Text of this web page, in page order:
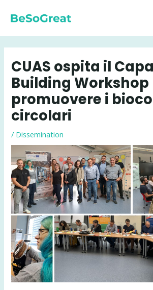
CUAS ospita il
Building Workshop
promuovere i
circolari
/ Dissemination